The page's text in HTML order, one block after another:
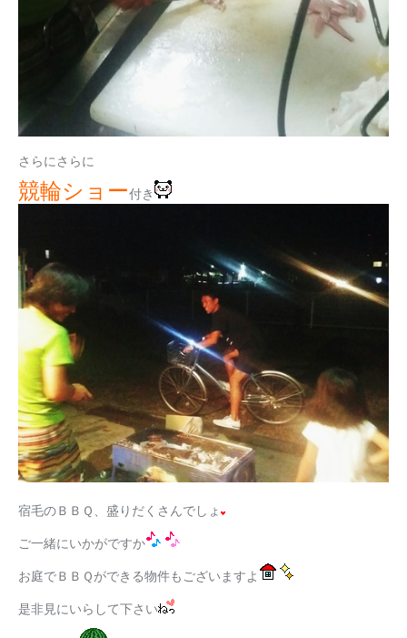
さらにさらに
競輪ショー付き
宿毛のＢＢＱ、盛りだくさんでしょ
ご一緒にいかがですか
お庭でＢＢＱができる物件もございますよ
是非見にいらして下さい